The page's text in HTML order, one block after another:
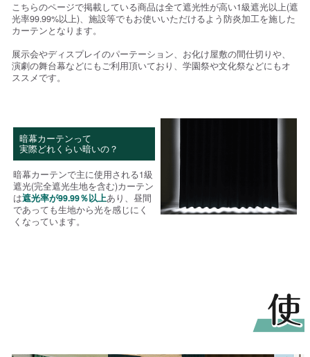
こちらのページで掲載している商品は全て遮光性が高い1級遮光以上(遮
光率99.99%以上)、施設等でもお使いいただけるよう防炎加工を施した
カーテンとなります。
展示会やディスプレイのパーテーション、お化け屋敷の間仕切りや、
演劇の舞台幕などにもご利用頂いており、学園祭や文化祭などにもオ
ススメです。
暗幕カーテンって
実際どれくらい暗いの？
暗幕カーテンで主に使用される1級
遮光(完全遮光生地を含む)カーテン
は遮光率が99.99％以上あり、昼間
であっても生地から光を感じにく
くなっています。